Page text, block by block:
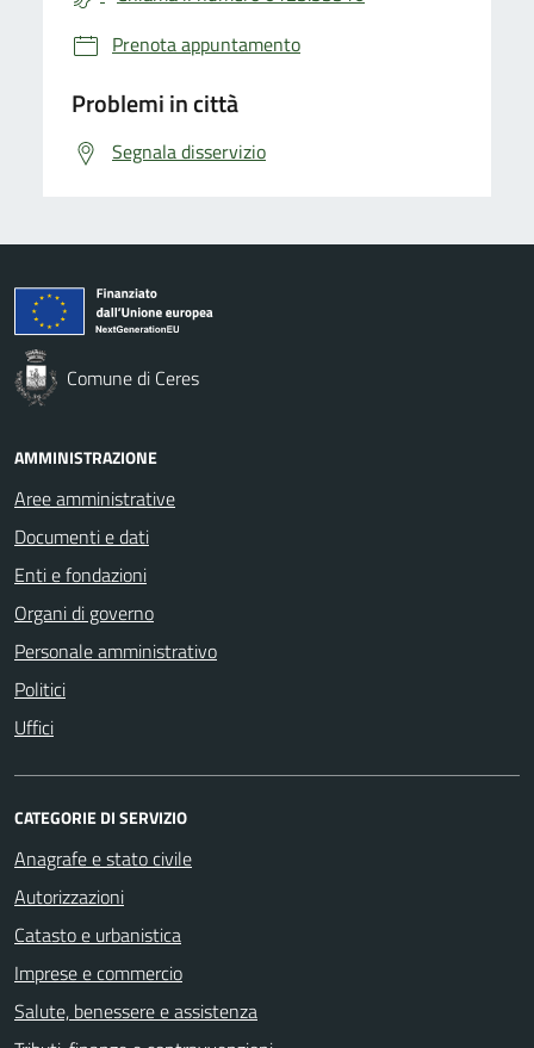
Prenota appuntamento
Problemi in città
Segnala disservizio
Comune di Ceres
AMMINISTRAZIONE
Aree amministrative
Documenti e dati
Enti e fondazioni
Organi di governo
Personale amministrativo
Politici
Uffici
CATEGORIE DI SERVIZIO
Anagrafe e stato civile
Autorizzazioni
Catasto e urbanistica
Imprese e commercio
Salute, benessere e assistenza